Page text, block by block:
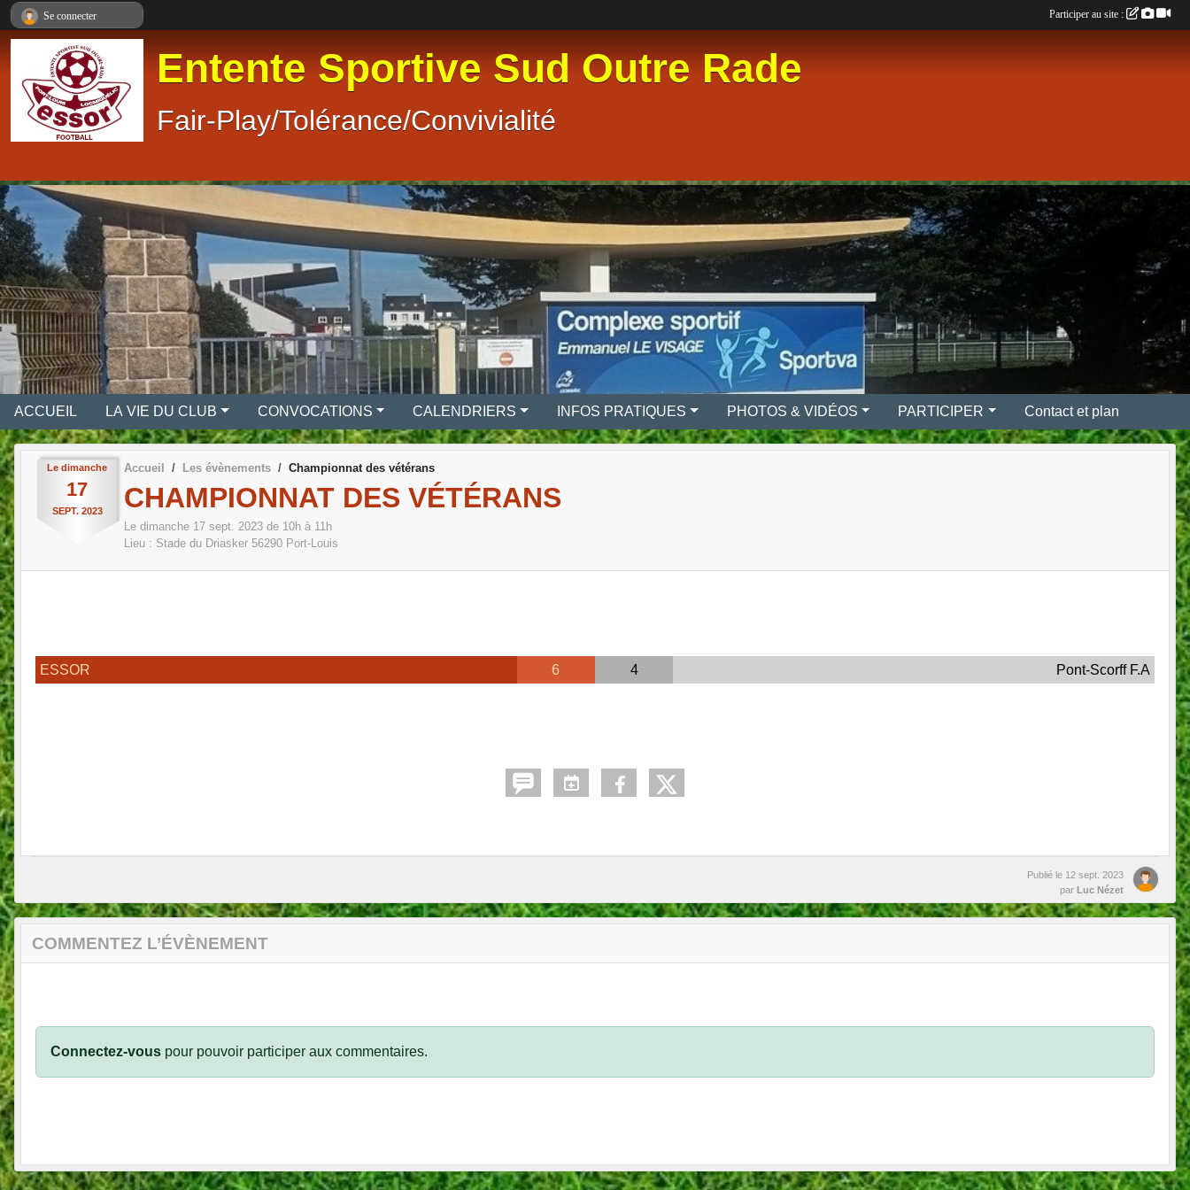
Entente Sportive Sud Outre Rade
Fair-Play/Tolérance/Convivialité
ACCUEIL LA VIE DU CLUB CONVOCATIONS CALENDRIERS INFOS PRATIQUES PHOTOS & VIDÉOS PARTICIPER Contact et plan
Le dimanche
17
SEPT. 2023
Accueil Les évènements Championnat des vétérans
CHAMPIONNAT DES VÉTÉRANS
Le dimanche 17 sept. 2023 de 10h à 11h
Lieu : Stade du Driasker 56290 Port-Louis
ESSOR 6 4 Pont-Scorff F.A
Publié le 12 sept. 2023
par Luc Nézet
COMMENTEZ L’ÉVÈNEMENT
Connectez-vous pour pouvoir participer aux commentaires.
Se connecter Participer au site :
Panneau de gestion des cookies